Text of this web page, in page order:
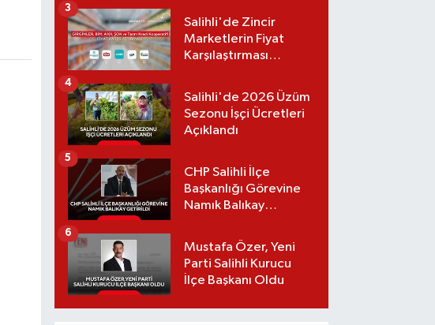
Salihli'de Zincir
Marketlerin Fiyat
Karşılaştırması
3
Salihli'de 2026 Üzüm
Sezonu İşçi Ücretleri
Açıklandı
4
CHP Salihli İlçe
Başkanlığı Görevine
Namık Balıkay
5
Mustafa Özer, Yeni
Parti Salihli Kurucu
İlçe Başkanı Oldu
6